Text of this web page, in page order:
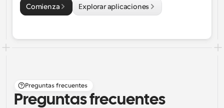
Comienza Explorar aplicaciones
Preguntas frecuentes
Preguntas frecuentes